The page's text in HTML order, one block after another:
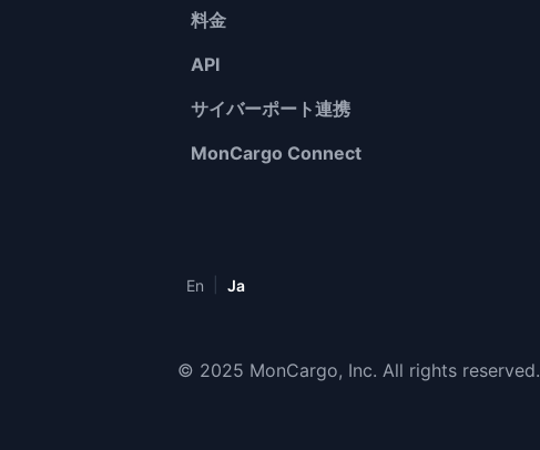
料金
API
サイバーポート連携
MonCargo Connect
En Ja
© 2025 MonCargo, Inc. All rights reserved.